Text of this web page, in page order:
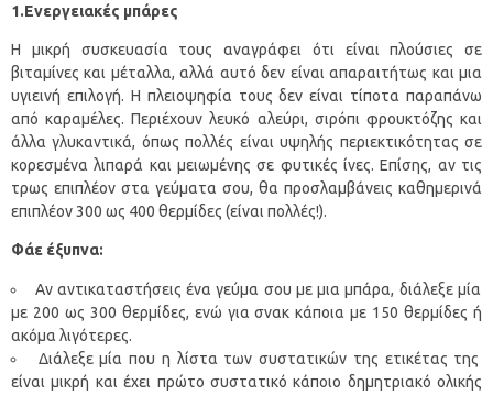
1.Ενεργειακές μπάρες
Η μικρή συσκευασία τους αναγράφει ότι είναι πλούσιες σε
βιταμίνες και μέταλλα, αλλά αυτό δεν είναι απαραιτήτως και μια
υγιεινή επιλογή. Η πλειοψηφία τους δεν είναι τίποτα παραπάνω
από καραμέλες. Περιέχουν λευκό αλεύρι, σιρόπι φρουκτόζης και
άλλα γλυκαντικά, όπως πολλές είναι υψηλής περιεκτικότητας σε
κορεσμένα λιπαρά και μειωμένης σε φυτικές ίνες. Επίσης, αν τις
τρως επιπλέον στα γεύματα σου, θα προσλαμβάνεις καθημερινά
επιπλέον 300 ως 400 θερμίδες (είναι πολλές!).
Φάε έξυπνα:
Αν αντικαταστήσεις ένα γεύμα σου με μια μπάρα, διάλεξε μία
με 200 ως 300 θερμίδες, ενώ για σνακ κάποια με 150 θερμίδες ή
ακόμα λιγότερες.
Διάλεξε μία που η λίστα των συστατικών της ετικέτας της
είναι μικρή και έχει πρώτο συστατικό κάποιο δημητριακό ολικής